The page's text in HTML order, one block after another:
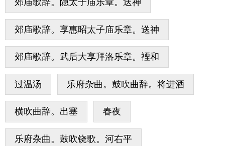
郊庙歌辞。隐太子庙乐章。送神
郊庙歌辞。享惠昭太子庙乐章。送神
郊庙歌辞。武后大享拜洛乐章。禋和
过温汤 乐府杂曲。鼓吹曲辞。将进酒
横吹曲辞。出塞 春夜
乐府杂曲。鼓吹铙歌。河右平